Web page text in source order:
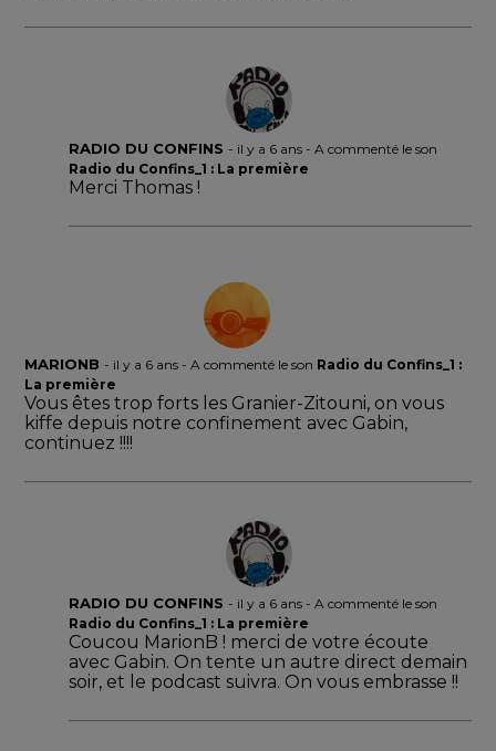
RADIO DU CONFINS - il y a 6 ans - A commenté le son
Radio du Confins_1 : La première
Merci Thomas !
MARIONB - il y a 6 ans - A commenté le son Radio du Confins_1 :
La première
Vous êtes trop forts les Granier-Zitouni, on vous
kiffe depuis notre confinement avec Gabin,
continuez !!!!
RADIO DU CONFINS - il y a 6 ans - A commenté le son
Radio du Confins_1 : La première
Coucou MarionB ! merci de votre écoute
avec Gabin. On tente un autre direct demain
soir, et le podcast suivra. On vous embrasse !!